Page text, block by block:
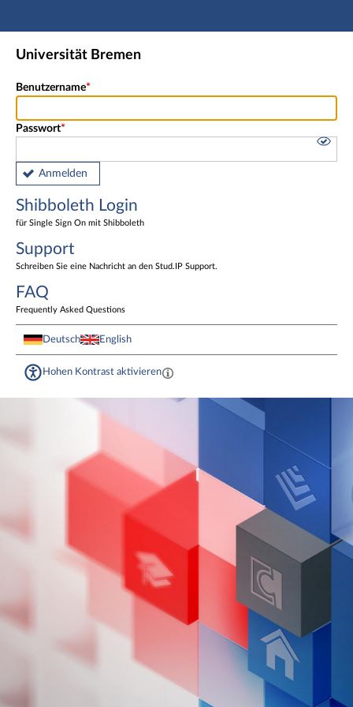
Hauptnavigation
Shibboleth Login
Universität Bremen
Benutzername
Passwort
Anmelden
Shibboleth Login
für Single Sign On mit Shibboleth
Support
Schreiben Sie eine Nachricht an den Stud.IP Support.
FAQ
Frequently Asked Questions
Deutsch English
Hohen Kontrast aktivieren